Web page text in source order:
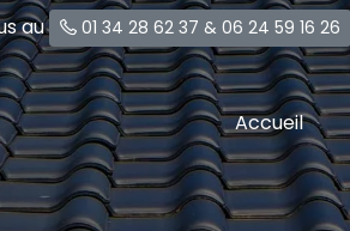
au 01 34 28 62 37 & 06 24 59 16 26
Accueil